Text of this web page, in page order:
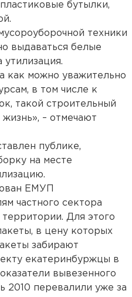
бутылки,
техники
выдаваться белые
как можно уважительно
в том числе к
такой строительный
– отмечают
публике,
на месте
ЕМУП
частного сектора
Для этого
в цену которых
забирают
екатеринбуржцы в
вывезенного
2010 перевалили уже за